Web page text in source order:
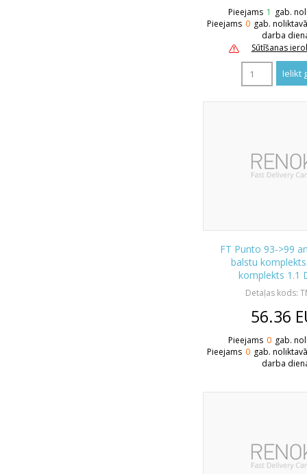
Pieejams 1 gab.
Pieejams 0 gab.
darba
Sūtīšanas
FT Punto 93->99
balstu
komplekts 1.1
Detaļas kods:
56.36
Pieejams 0 gab.
Pieejams 0 gab.
darba